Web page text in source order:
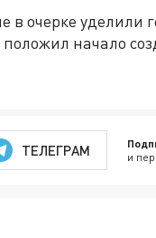
в очерке уделили
начало
ТЕЛЕГРАМ и